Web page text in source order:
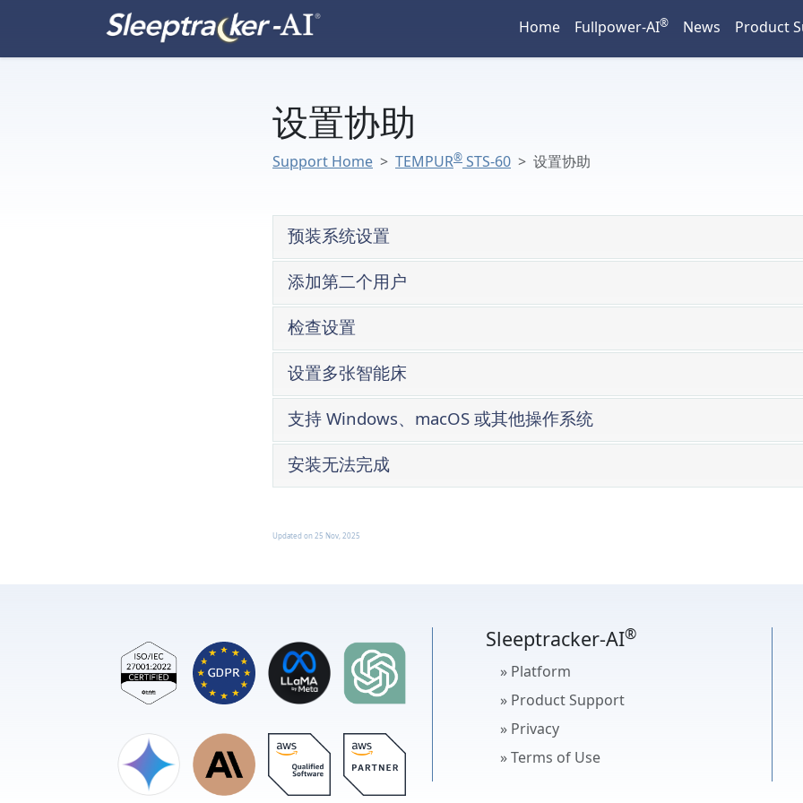
Home Fullpower-AI® News Product
设置协助
Support Home TEMPUR® STS-60 设置协助
预装系统设置
如何创建新账户并配对由一个底座组成的智能床
添加第二个用户
检查设置
设置多张智能床
支持 Windows、macOS 或其他操作系统
安装无法完成
Updated on 25 Nov, 2025
Sleeptracker-AI®
» Platform
» Product Support
» Privacy
» Terms of Use